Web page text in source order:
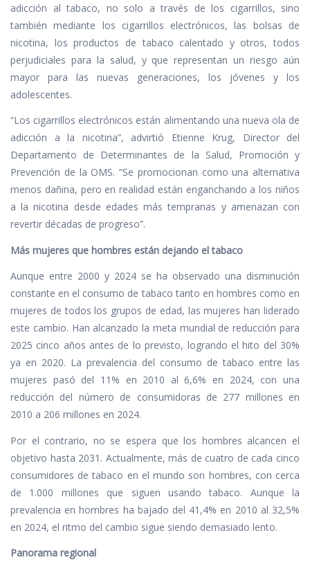
adicción al tabaco, no solo a través de los cigarrillos, sino
también mediante los cigarrillos electrónicos, las bolsas de
nicotina, los productos de tabaco calentado y otros, todos
perjudiciales para la salud, y que representan un riesgo aún
mayor para las nuevas generaciones, los jóvenes y los
adolescentes.
“Los cigarrillos electrónicos están alimentando una nueva ola de
adicción a la nicotina”, advirtió Etienne Krug, Director del
Departamento de Determinantes de la Salud, Promoción y
Prevención de la OMS. “Se promocionan como una alternativa
menos dañina, pero en realidad están enganchando a los niños
a la nicotina desde edades más tempranas y amenazan con
revertir décadas de progreso”.
Más mujeres que hombres están dejando el tabaco
Aunque entre 2000 y 2024 se ha observado una disminución
constante en el consumo de tabaco tanto en hombres como en
mujeres de todos los grupos de edad, las mujeres han liderado
este cambio. Han alcanzado la meta mundial de reducción para
2025 cinco años antes de lo previsto, logrando el hito del 30%
ya en 2020. La prevalencia del consumo de tabaco entre las
mujeres pasó del 11% en 2010 al 6,6% en 2024, con una
reducción del número de consumidoras de 277 millones en
2010 a 206 millones en 2024.
Por el contrario, no se espera que los hombres alcancen el
objetivo hasta 2031. Actualmente, más de cuatro de cada cinco
consumidores de tabaco en el mundo son hombres, con cerca
de 1.000 millones que siguen usando tabaco. Aunque la
prevalencia en hombres ha bajado del 41,4% en 2010 al 32,5%
en 2024, el ritmo del cambio sigue siendo demasiado lento.
Panorama regional